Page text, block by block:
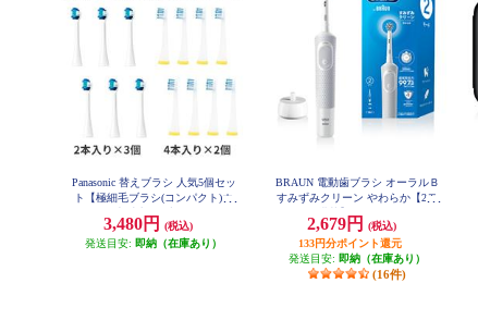
Panasonic 替えブラシ 人気5個セッ
ト【極細毛ブラシ(コンパクト)ホ
8本】 EW0800-09104CW-ESET
3,480円
(税込)
発送目安: 即納（在庫あり）
BRAUN 電動歯ブラシ オーラルＢ
すみずみクリーン やわらか【2モ
2,679円
(税込)
133円分ポイント還元
発送目安: 即納（在庫あり）
(16件)